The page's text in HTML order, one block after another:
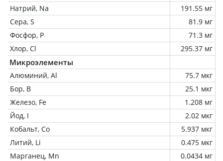
Натрий, Na
191.55 мг
Сера, S
81.9 мг
Фосфор, P
71.3 мг
Хлор, Cl
295.37 мг
Микроэлементы
Алюминий, Al
75.7 мкг
Бор, B
25.1 мкг
Железо, Fe
1.208 мг
Йод, I
2.02 мкг
Кобальт, Co
5.937 мкг
Литий, Li
0.475 мкг
Марганец, Mn
0.0434 мг